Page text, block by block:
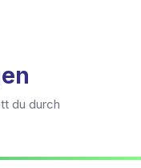
du durch